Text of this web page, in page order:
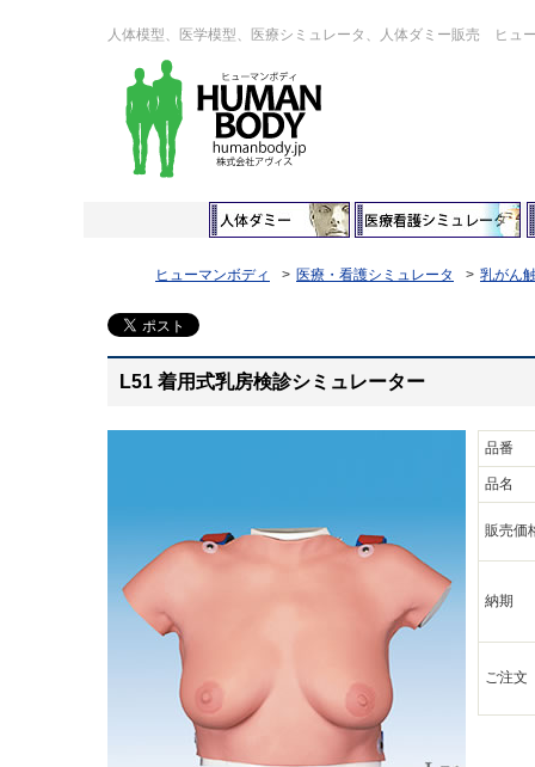
人体模型、医学模型、医療シミュレータ、人体ダミー販売 ヒュ
ヒューマンボディ 医療・看護シミュレータ 乳がん
L51 着用式乳房検診シミュレーター
品番
品名
販売価
納期
ご注文